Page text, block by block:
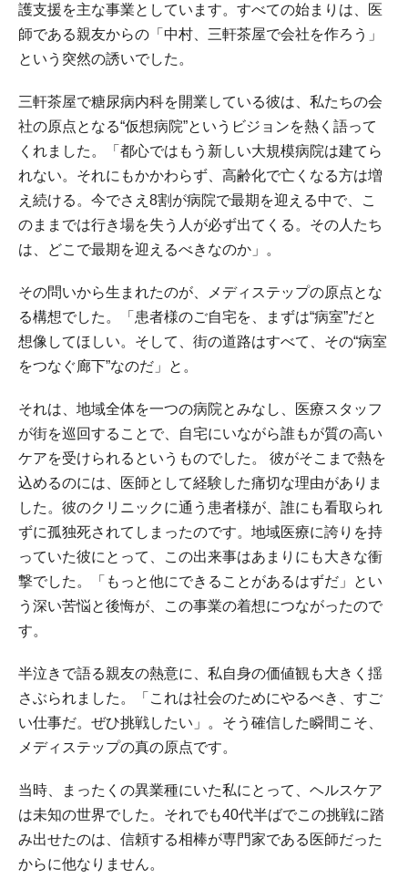
護支援を主な事業としています。すべての始まりは、医
師である親友からの「中村、三軒茶屋で会社を作ろう」
という突然の誘いでした。
三軒茶屋で糖尿病内科を開業している彼は、私たちの会
社の原点となる“仮想病院”というビジョンを熱く語って
くれました。「都心ではもう新しい大規模病院は建てら
れない。それにもかかわらず、高齢化で亡くなる方は増
え続ける。今でさえ8割が病院で最期を迎える中で、こ
のままでは行き場を失う人が必ず出てくる。その人たち
は、どこで最期を迎えるべきなのか」。
その問いから生まれたのが、メディステップの原点とな
る構想でした。「患者様のご自宅を、まずは“病室”だと
想像してほしい。そして、街の道路はすべて、その“病室
をつなぐ廊下”なのだ」と。
それは、地域全体を一つの病院とみなし、医療スタッフ
が街を巡回することで、自宅にいながら誰もが質の高い
ケアを受けられるというものでした。 彼がそこまで熱を
込めるのには、医師として経験した痛切な理由がありま
した。彼のクリニックに通う患者様が、誰にも看取られ
ずに孤独死されてしまったのです。地域医療に誇りを持
っていた彼にとって、この出来事はあまりにも大きな衝
撃でした。「もっと他にできることがあるはずだ」とい
う深い苦悩と後悔が、この事業の着想につながったので
す。
半泣きで語る親友の熱意に、私自身の価値観も大きく揺
さぶられました。「これは社会のためにやるべき、すご
い仕事だ。ぜひ挑戦したい」。そう確信した瞬間こそ、
メディステップの真の原点です。
当時、まったくの異業種にいた私にとって、ヘルスケア
は未知の世界でした。それでも40代半ばでこの挑戦に踏
み出せたのは、信頼する相棒が専門家である医師だった
からに他なりません。